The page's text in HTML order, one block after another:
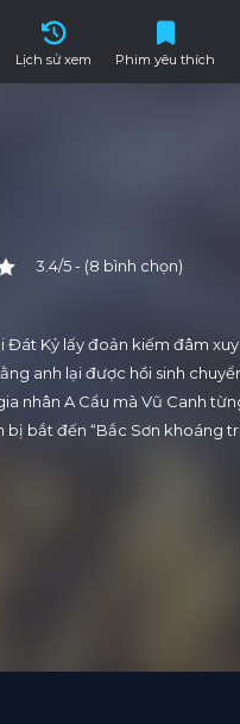
Lịch sử xem
Phim yêu thích
3.4/5 - (8 bình chọn)
Kỷ lấy đoản kiếm đâm
anh lại được hồi sinh
nhân A Cẩu mà Vũ Canh
bắt đến “Bắc Sơn khoáng